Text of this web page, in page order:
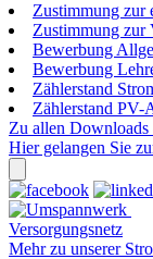
Zustimmung zur
Zustimmung zur
Bewerbung
Bewerbung
Zählerstand
Zählerstand PV-
Zu allen
Hier gelangen Sie
Versorgungsnetz
Mehr zu unserer